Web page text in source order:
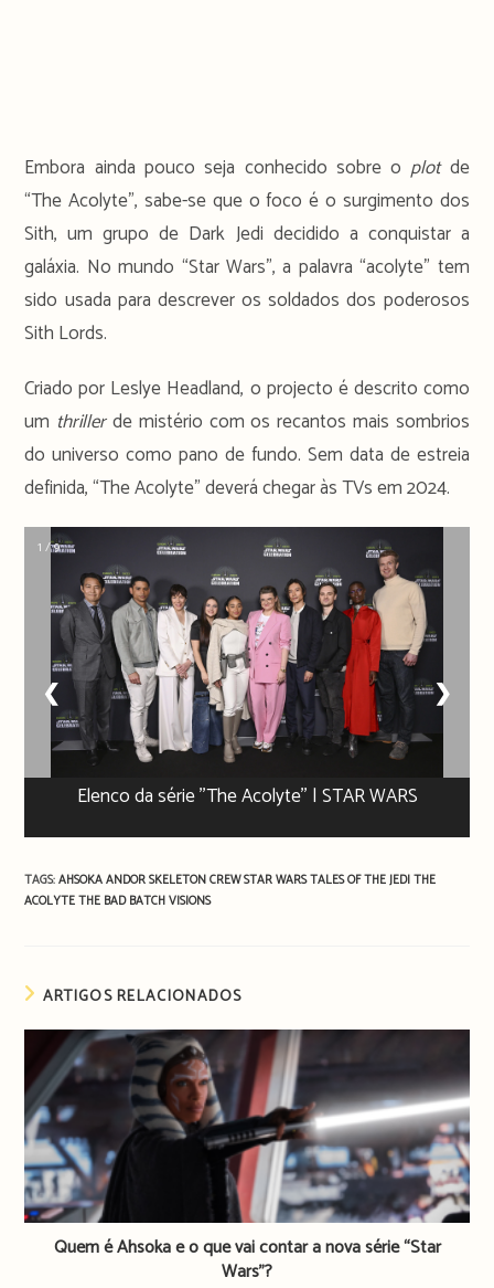
Embora ainda pouco seja conhecido sobre oplotde
“The Acolyte”, sabe-se que o foco é o surgimento dos
Sith, um grupo de Dark Jedi decidido a conquistar a
galáxia. No mundo “Star Wars”, a palavra “acolyte” tem
sido usada para descrever os soldados dos poderosos
Sith Lords.
Criado por Leslye Headland, o projecto é descrito como
um thrillerde mistério com os recantos mais sombrios
do universo como pano de fundo. Sem data de estreia
definida, “The Acolyte” deverá chegar às TVs em 2024.
1 / 9
❮ ❯
Elenco da série ''The Acolyte'' | STAR WARS
TAGS:AHSOKAANDORSKELETON CREWSTAR WARSTALES OF THE JEDITHE
ACOLYTETHE BAD BATCHVISIONS
ARTIGOS RELACIONADOS
Quem é Ahsoka e o que vai contar a nova série “Star
Wars”?